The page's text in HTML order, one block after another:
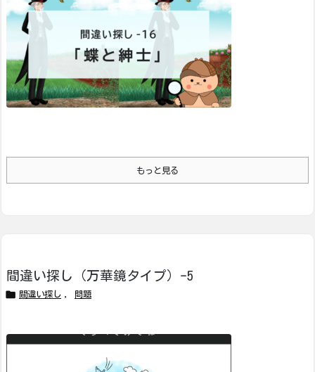
もっと見る
間違い探し（万華鏡タイプ）-5
 間違い探し 問題